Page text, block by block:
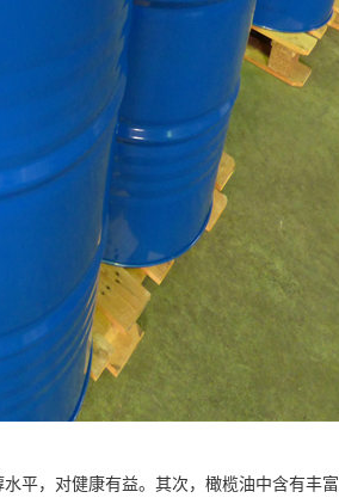
平，对健康有益。其次，橄榄油中含有丰